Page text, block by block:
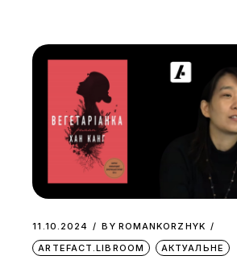
11.10.2024 BY ROMANKORZHYK
ARTEFACT.LIBROOM
АКТУАЛЬНЕ